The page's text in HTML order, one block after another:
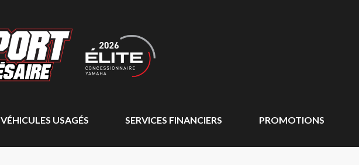
VÉHICULES USAGÉS SERVICES FINANCIERS PROMOTIONS